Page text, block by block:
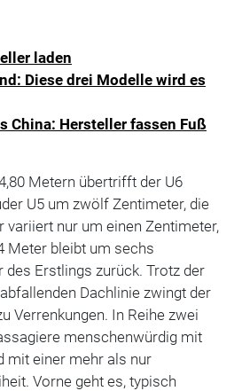
laden
Diese drei Modelle wird es
China: Hersteller fassen Fuß
Metern übertrifft der U6
U5 um zwölf Zentimeter, die
variiert nur um einen Zentimeter,
Meter bleibt um sechs
des Erstlings zurück. Trotz der
Dachlinie zwingt der
Verrenkungen. In Reihe zwei
menschenwürdig mit
mit einer mehr als nur
Vorne geht es, typisch